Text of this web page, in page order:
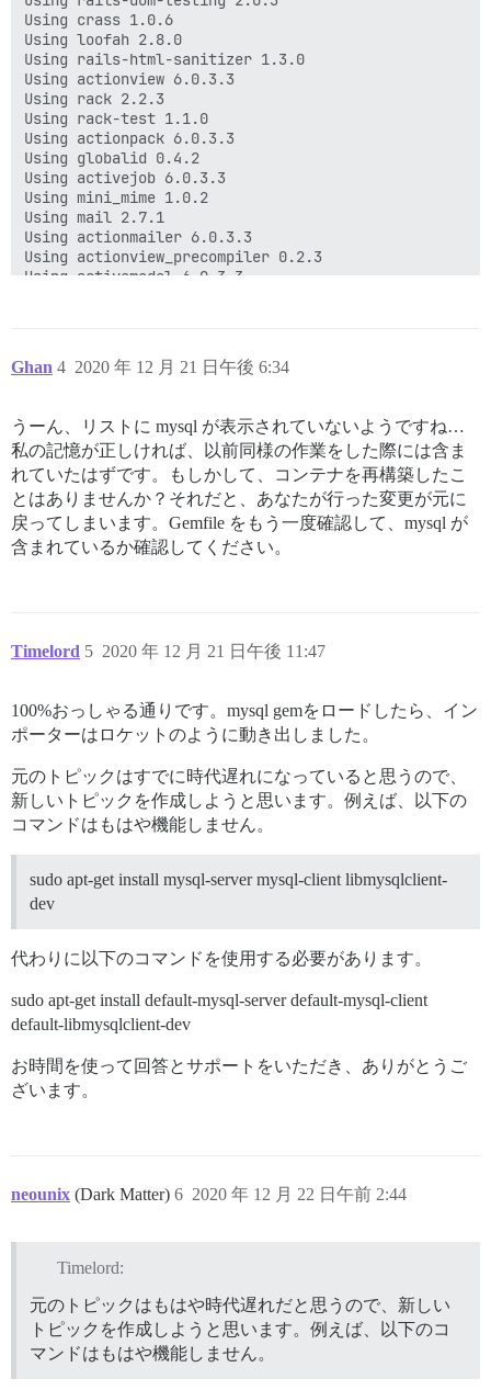
Using crass 1.0.6
Using loofah 2.8.0
Using rails-html-sanitizer 1.3.0
Using actionview 6.0.3.3
Using rack 2.2.3
Using rack-test 1.1.0
Using actionpack 6.0.3.3
Using globalid 0.4.2
Using activejob 6.0.3.3
Using mini_mime 1.0.2
Using mail 2.7.1
Using actionmailer 6.0.3.3
Using actionview_precompiler 0.2.3
Using activemodel 6.0.3.3
Using addressable 2.7.0
Using aws-eventstream 1.1.0
Using aws-sigv4 1.2.2
Using jmespath 1.4.0
Using aws-sdk-core 3.109.2
Using aws-sdk-kms 1.39.0
Using aws-sdk-s3 1.83.2
Using aws-sdk-sns 1.35.0
Using ember-source 2.18.2
Using execjs 2.7.0
Using byebug 11.1.3
Using coderay 1.1.3
Using colored2 3.1.2
Using connection_pool 2.2.3
Using openssl-signature_algorithm 1.0.0
Using cose 1.2.0
Using cppjieba_rb 0.3.3
Using css_parser 1.7.1
Using ember-data-source 3.0.2
Using sprockets 3.7.2
Using ember-handlebars-template 0.8.0
Using thor 1.0.1
Using railties 6.0.3.3
Using discourse-ember-rails 0.18.6
Using discourse-ember-source 3.12.2.2
Using exifr 1.3.9
Using fspath 3.1.2
Using image_size 1.5.0
Using email_reply_trimmer 0.1.13
Using excon 0.78.1
Using faraday 1.1.0
Using fast_xs 0.8.0
Using fastimage 2.2.0
Using ffi 1.14.1
Using flamegraph 0.9.5
Ghan 2020 年 12 月 21 日午後 6:34
4
うーん、リストに mysql が表示されていないようですね…
私の記憶が正しければ、以前同様の作業をした際には含ま
れていたはずです。もしかして、コンテナを再構築したこ
とはありませんか？それだと、あなたが行った変更が元に
戻ってしまいます。Gemfile をもう一度確認して、mysql が
含まれているか確認してください。
Timelord 2020 年 12 月 21 日午後 11:47
5
100%おっしゃる通りです。mysql gemをロードしたら、イン
ポーターはロケットのように動き出しました。
元のトピックはすでに時代遅れになっていると思うので、
新しいトピックを作成しようと思います。例えば、以下の
コマンドはもはや機能しません。
sudo apt-get install mysql-server mysql-client libmysqlclient-
dev
代わりに以下のコマンドを使用する必要があります。
sudo apt-get install default-mysql-server default-mysql-client
default-libmysqlclient-dev
お時間を使って回答とサポートをいただき、ありがとうご
ざいます。
neounix (Dark Matter) 2020 年 12 月 22 日午前 2:44
6
Timelord:
元のトピックはもはや時代遅れだと思うので、新しい
トピックを作成しようと思います。例えば、以下のコ
マンドはもはや機能しません。